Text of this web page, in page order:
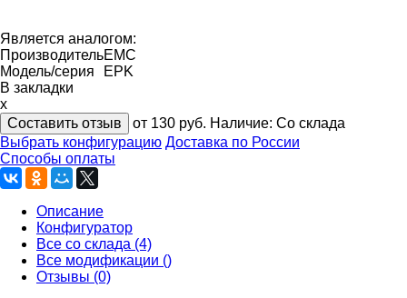
Является аналогом:
ПроизводительEMC
Модель/серия
EPK
В закладки
x
Составить отзыв
от 130 руб. Наличие: Со склада
Выбрать конфигурацию Доставка по России
Способы оплаты
Описание
Конфигуратор
Все со склада (4)
Все модификации ()
Отзывы (0)